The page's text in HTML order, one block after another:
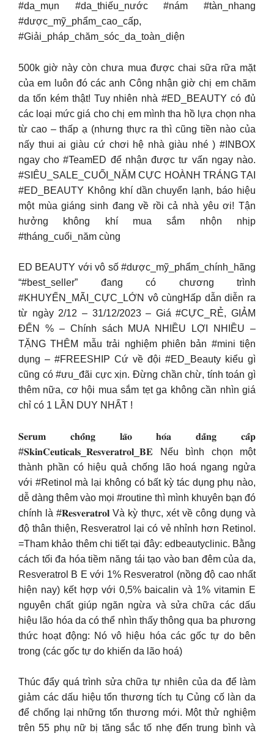
#da_mụn #da_thiếu_nước #nám #tàn_nhang
#dược_mỹ_phẩm_cao_cấp,
#Giải_pháp_chăm_sóc_da_toàn_diện
500k giờ này còn chưa mua được chai sữa rữa mặt
của em luôn đó các anh Công nhận giờ chị em chăm
da tốn kém thật! Tuy nhiên nhà #ED_BEAUTY có đủ
các loại mức giá cho chị em mình tha hồ lựa chọn nha
từ cao – thấp ạ (nhưng thực ra thì cũng tiền nào của
nấy thui ai giàu cứ chơi hệ nhà giàu nhé ) #INBOX
ngay cho #TeamED để nhận được tư vấn ngay nào.
#SIÊU_SALE_CUỐI_NĂM CỰC HOÀNH TRÁNG TẠI
#ED_BEAUTY Không khí dần chuyển lạnh, báo hiệu
một mùa giáng sinh đang về rồi cả nhà yêu ơi! Tận
hưởng không khí mua sắm nhộn nhịp
#tháng_cuối_năm cùng
ED BEAUTY với vô số #dược_mỹ_phẩm_chính_hãng
“#best_seller” đang có chương trình
#KHUYẾN_MÃI_CỰC_LỚN vô cùngHấp dẫn diễn ra
từ ngày 2/12 – 31/12/2023 – Giá #CỰC_RẺ, GIẢM
ĐẾN % – Chính sách MUA NHIỀU LỢI NHIỀU –
TẶNG THÊM mẫu trải nghiệm phiên bản #mini tiện
dụng – #FREESHIP Cứ về đội #ED_Beauty kiểu gì
cũng có #ưu_đãi cực xịn. Đừng chần chừ, tính toán gì
thêm nữa, cơ hội mua sắm tẹt ga không cần nhìn giá
chỉ có 1 LẦN DUY NHẤT !
𝐒𝐞𝐫𝐮𝐦 𝐜𝐡𝐨̂́𝐧𝐠 𝐥𝐚̃𝐨 𝐡𝐨́𝐚 𝐝𝐚̆̉𝐧𝐠 𝐜𝐚̂́𝐩
#𝐒𝐤𝐢𝐧𝐂𝐞𝐮𝐭𝐢𝐜𝐚𝐥𝐬_𝐑𝐞𝐬𝐯𝐞𝐫𝐚𝐭𝐫𝐨𝐥_𝐁𝐄 Nếu bình chọn một
thành phần có hiệu quả chống lão hoá ngang ngửa
với #Retinol mà lại không có bất kỳ tác dụng phụ nào,
dễ dàng thêm vào mọi #routine thì mình khuyên bạn đó
chính là #𝐑𝐞𝐬𝐯𝐞𝐫𝐚𝐭𝐫𝐨𝐥 Và kỳ thực, xét về công dụng và
độ thân thiện, Resveratrol lại có vẻ nhỉnh hơn Retinol.
=Tham khảo thêm chi tiết tại đây: edbeautyclinic. Bằng
cách tối đa hóa tiềm năng tái tạo vào ban đêm của da,
Resveratrol B E với 1% Resveratrol (nồng độ cao nhất
hiện nay) kết hợp với 0,5% baicalin và 1% vitamin E
nguyên chất giúp ngăn ngừa và sửa chữa các dấu
hiệu lão hóa da có thể nhìn thấy thông qua ba phương
thức hoạt động: Nó vô hiệu hóa các gốc tự do bên
trong (các gốc tự do khiến da lão hoá)
Thúc đẩy quá trình sửa chữa tự nhiên của da để làm
giảm các dấu hiệu tổn thương tích tụ Củng cố làn da
để chống lại những tổn thương mới. Một thử nghiệm
trên 55 phụ nữ bị tăng sắc tố nhẹ đến trung bình và